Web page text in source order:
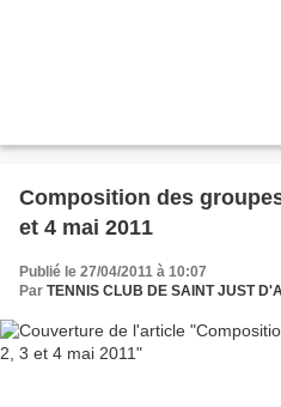
Composition des
et 4 mai 2011
Publié le 27/04/2011 à 10:07
Par TENNIS CLUB DE SAINT JUST